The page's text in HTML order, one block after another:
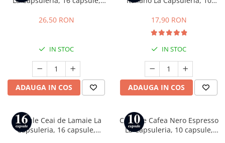
Modo Mio
26,50 RON
IN STOC
ADAUGA IN COS
Nespresso
17,90 RON
IN STOC
ADAUGA IN COS
Capsule Ceai de Lamaie La
Capsuleria, 16 capsule,
Capsule Cafea Nero Espresso
La Capsuleria, 10 capsule,